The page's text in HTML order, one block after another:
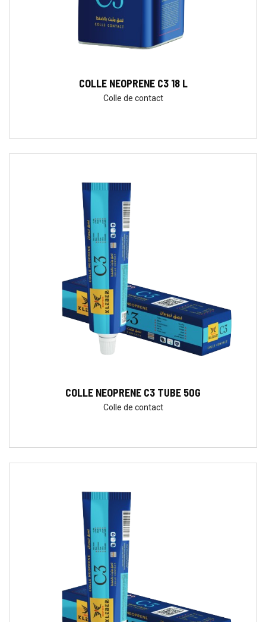
COLLE NEOPRENE C3 18 L
Colle de contact
COLLE NEOPRENE C3 TUBE 50G
Colle de contact